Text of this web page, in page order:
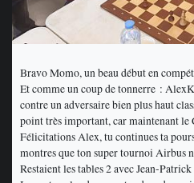
Bravo Momo, un beau début en
Et comme un coup de tonnerre :
contre un adversaire bien plus haut
point très important, car maintenant
Félicitations Alex, tu continues ta
montres que ton super tournoi Airbus
Restaient les tables 2 avec Jean-